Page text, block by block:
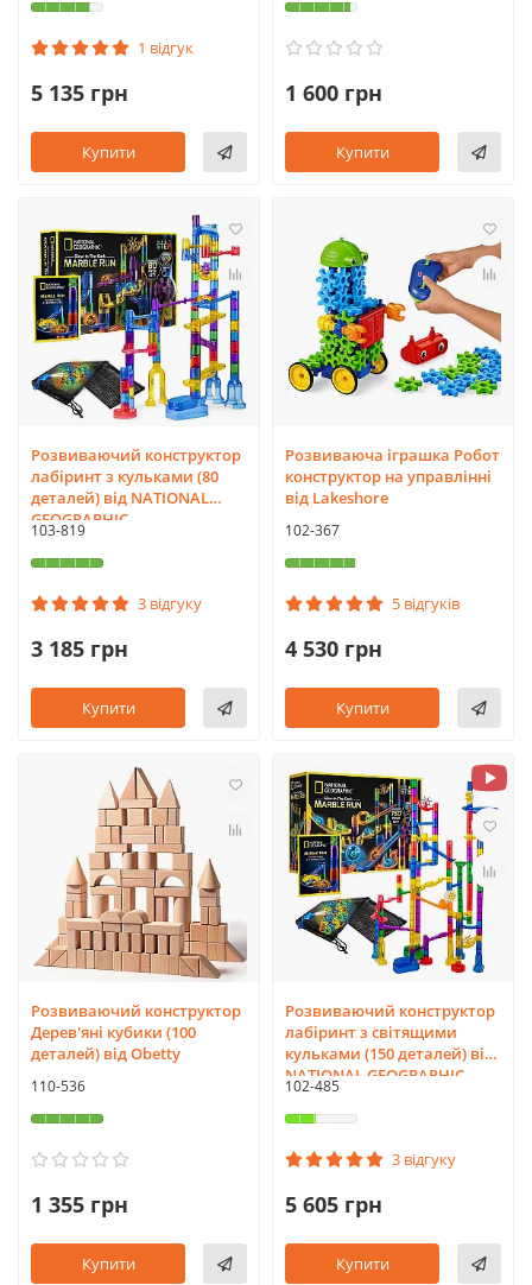
1 відгук
5 135 грн
Купити
1 600 грн
Купити
Розвиваючий конструктор
лабіринт з кульками (80
деталей) від NATIONAL
GEOGRAPHIC
103-819
3 відгуку
3 185 грн
Купити
Розвиваюча іграшка Робот
конструктор на управлінні
від Lakeshore
102-367
5 відгуків
4 530 грн
Купити
Розвиваючий конструктор
Дерев'яні кубики (100
деталей) від Obetty
110-536
1 355 грн
Купити
Розвиваючий конструктор
лабіринт з світящими
кульками (150 деталей) від
NATIONAL GEOGRAPHIC
102-485
3 відгуку
5 605 грн
Купити